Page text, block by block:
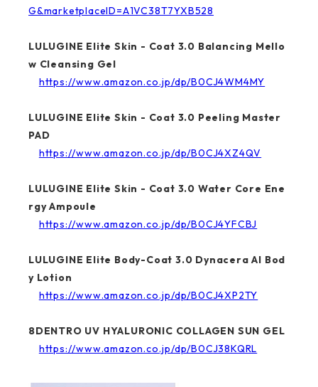
G&marketplaceID=A1VC38T7YXB528
LULUGINE Elite Skin - Coat 3.0 Balancing Mello
w Cleansing Gel
https://www.amazon.co.jp/dp/B0CJ4WM4MY
LULUGINE Elite Skin - Coat 3.0 Peeling Master
PAD
https://www.amazon.co.jp/dp/B0CJ4XZ4QV
LULUGINE Elite Skin - Coat 3.0 Water Core Ene
rgy Ampoule
https://www.amazon.co.jp/dp/B0CJ4YFCBJ
LULUGINE Elite Body-Coat 3.0 Dynacera AI Bod
y Lotion
https://www.amazon.co.jp/dp/B0CJ4XP2TY
8DENTRO UV HYALURONIC COLLAGEN SUN GEL
https://www.amazon.co.jp/dp/B0CJ38KQRL